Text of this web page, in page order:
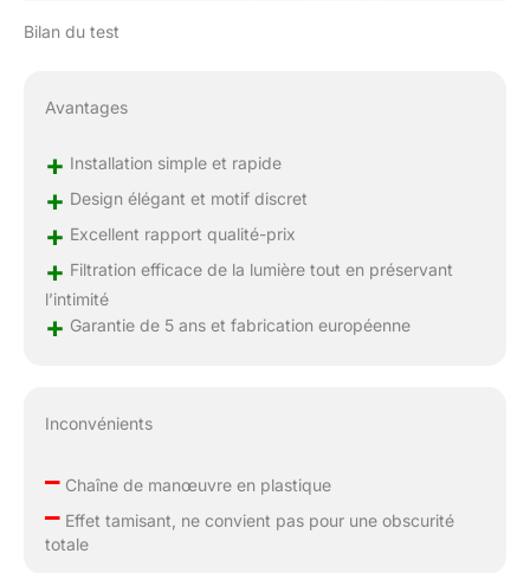
Bilan du test
Avantages
+ Installation simple et rapide
+ Design élégant et motif discret
+ Excellent rapport qualité-prix
+ Filtration efficace de la lumière tout en préservant
l’intimité
+ Garantie de 5 ans et fabrication européenne
Inconvénients
–Chaîne de manœuvre en plastique
–Effet tamisant, ne convient pas pour une obscurité
totale